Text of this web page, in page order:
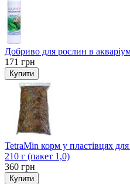
Добриво для рослин в
171 грн
Купити
TetraMin корм у пластівцях
210 г (пакет 1,0)
360 грн
Купити